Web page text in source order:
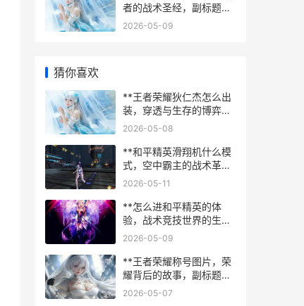
者的战术圣经，副标题，
从卡组构筑到通关策略的
2026-05-09
猜你喜欢
**王者荣耀狄仁杰怎么出
装，穿透与生存的博弈艺
术，副标题，从新手到高
2026-05-08
**和平精英滑翔机什么模
式，空中霸主的战术革新
**
2026-05-11
**怎么进和平精英的体
验，战术竞技世界的生存
艺术**
2026-05-09
**王者荣耀称号图片，荣
耀背后的故事，副标题，
虚拟徽章与玩家心灵的共
2026-05-07